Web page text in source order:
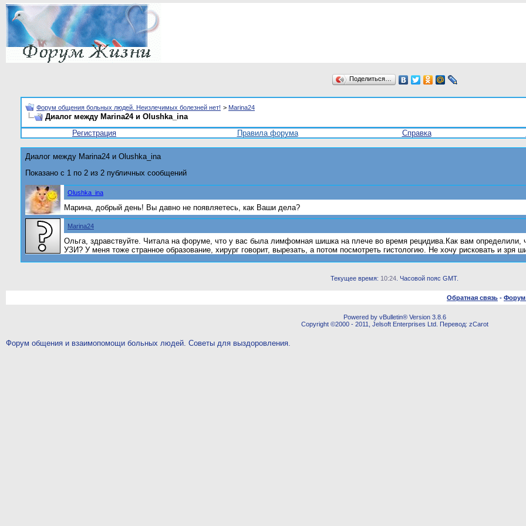
Поделиться…
Форум общения больных людей. Неизлечимых болезней нет! > Marina24
Диалог между Marina24 и Olushka_ina
Регистрация Правила форума Справка
Диалог между Marina24 и Olushka_ina
Показано с 1 по 2 из 2 публичных сообщений
Olushka_ina
Марина, добрый день! Вы давно не появляетесь, как Ваши дела?
Marina24
Ольга, здравствуйте. Читала на форуме, что у вас была лимфомная шишка на плече во время рецидива.Как вам
УЗИ? У меня тоже странное образование, хирург говорит, вырезать, а потом посмотреть гистологию. Не хочу рисковать и
Текущее время: 10:24 . Часовой пояс GMT.
Обратная связь - Форум
Powered by vBulletin® Version 3.8.6
Copyright ©2000 - 2011, Jelsoft Enterprises Ltd. Перевод: zCarot
Форум общения и взаимопомощи больных людей. Советы для выздоровления.